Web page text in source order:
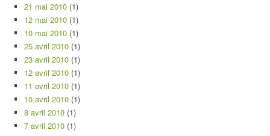
21 mai 2010 (1)
12 mai 2010 (1)
10 mai 2010 (1)
25 avril 2010 (1)
23 avril 2010 (1)
12 avril 2010 (1)
11 avril 2010 (1)
10 avril 2010 (1)
8 avril 2010 (1)
7 avril 2010 (1)